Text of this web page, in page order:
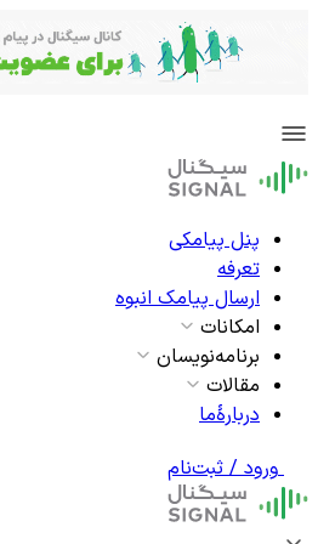
پنل پیامکی
تعرفه
ارسال پیامک انبوه
امکانات
برنامه‌نویسان
مقالات
دربارۀما
ورود / ثبت‌نام